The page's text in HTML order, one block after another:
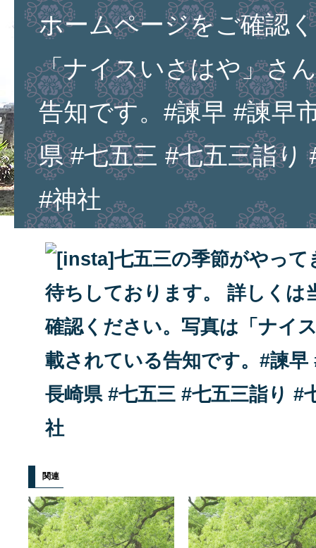
ホームページをご確認
「ナイスいさはや」さ
告知です。#諫早 #諫早
県 #七五三 #七五三詣り
#神社
関連